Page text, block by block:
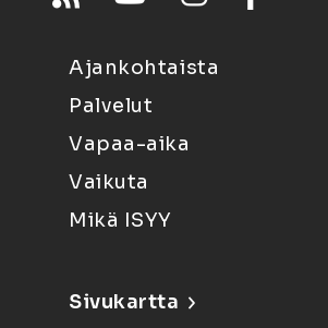
Ajankohtaista
Palvelut
Vapaa-aika
Vaikuta
Mikä ISYY
Sivukartta